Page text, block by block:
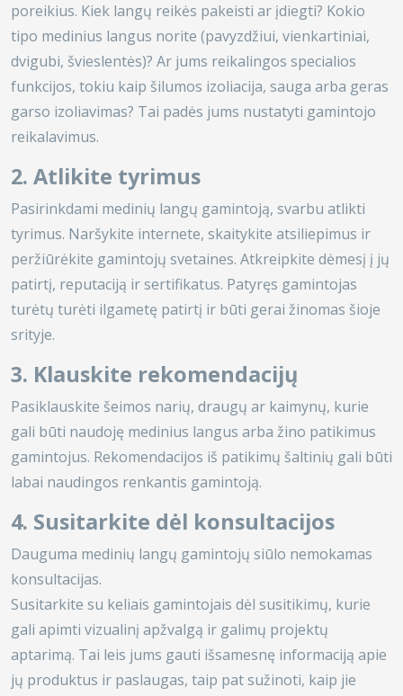
poreikius. Kiek langų reikės pakeisti ar įdiegti? Kokio
tipo medinius langus norite (pavyzdžiui, vienkartiniai,
dvigubi, švieslentės)? Ar jums reikalingos specialios
funkcijos, tokiu kaip šilumos izoliacija, sauga arba geras
garso izoliavimas? Tai padės jums nustatyti gamintojo
reikalavimus.
2. Atlikite tyrimus
Pasirinkdami medinių langų gamintoją, svarbu atlikti
tyrimus. Naršykite internete, skaitykite atsiliepimus ir
peržiūrėkite gamintojų svetaines. Atkreipkite dėmesį į jų
patirtį, reputaciją ir sertifikatus. Patyręs gamintojas
turėtų turėti ilgametę patirtį ir būti gerai žinomas šioje
srityje.
3. Klauskite rekomendacijų
Pasiklauskite šeimos narių, draugų ar kaimynų, kurie
gali būti naudoję medinius langus arba žino patikimus
gamintojus. Rekomendacijos iš patikimų šaltinių gali būti
labai naudingos renkantis gamintoją.
4. Susitarkite dėl konsultacijos
Dauguma medinių langų gamintojų siūlo nemokamas
konsultacijas.
Susitarkite su keliais gamintojais dėl susitikimų, kurie
gali apimti vizualinį apžvalgą ir galimų projektų
aptarimą. Tai leis jums gauti išsamesnę informaciją apie
jų produktus ir paslaugas, taip pat sužinoti, kaip jie